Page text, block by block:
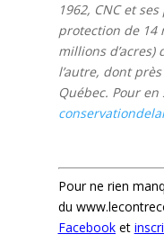
1962, CNC et
protection de 14
millions d’acres)
l’autre, dont
Québec. Pour
Pour ne rien
du
Facebook et